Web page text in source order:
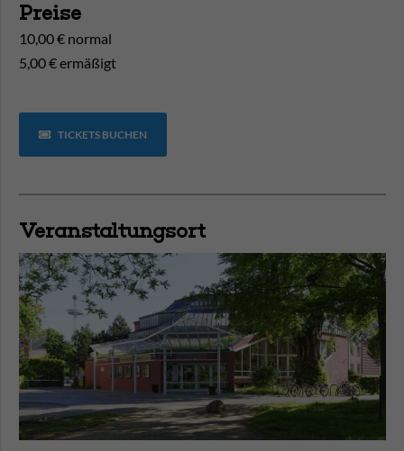
Preise
10,00 € normal
5,00 € ermäßigt
TICKETS BUCHEN
Veranstaltungsort